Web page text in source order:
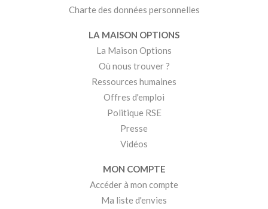
Charte des données personnelles
LA MAISON OPTIONS
La Maison Options
Où nous trouver ?
Ressources humaines
Offres d'emploi
Politique RSE
Presse
Vidéos
MON COMPTE
Accéder à mon compte
Ma liste d'envies